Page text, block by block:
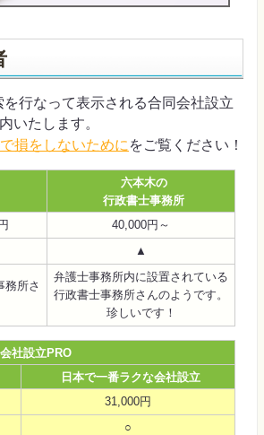
行なって表示される合同会社設立
いたします。
損をしないために をご覧ください！
六本木の
行政書士事務所
40,000円～
▲
務所さ
弁護士事務所内に設置されている
行政書士事務所さんのようです。
珍しいです！
社設立PRO
日本で一番ラクな会社設立
31,000円
○